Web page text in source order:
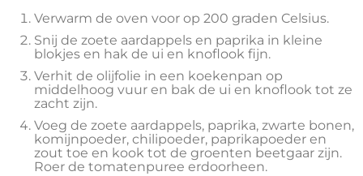
Verwarm de oven voor op 200 graden Celsius.
Snij de zoete aardappels en paprika in kleine
blokjes en hak de ui en knoflook fijn.
Verhit de olijfolie in een koekenpan op
middelhoog vuur en bak de ui en knoflook tot ze
zacht zijn.
Voeg de zoete aardappels, paprika, zwarte bonen,
komijnpoeder, chilipoeder, paprikapoeder en
zout toe en kook tot de groenten beetgaar zijn.
Roer de tomatenpuree erdoorheen.